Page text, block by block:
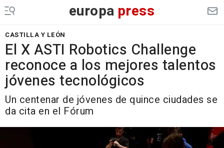
europa press
CASTILLA Y LEÓN
El X ASTI Robotics Challenge
reconoce a los mejores talentos
jóvenes tecnológicos
Un centenar de jóvenes de quince ciudades se
da cita en el Fórum